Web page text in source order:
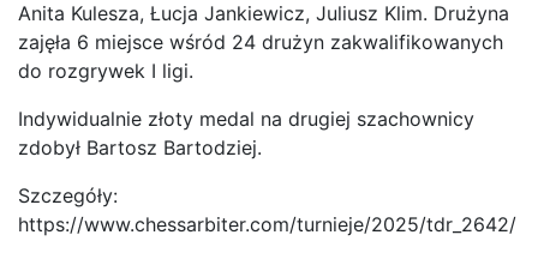
Anita Kulesza, Łucja Jankiewicz, Juliusz Klim. Drużyna
zajęła 6 miejsce wśród 24 drużyn zakwalifikowanych
do rozgrywek I ligi.
Indywidualnie złoty medal na drugiej szachownicy
zdobył Bartosz Bartodziej.
Szczegóły:
https://www.chessarbiter.com/turnieje/2025/tdr_2642/